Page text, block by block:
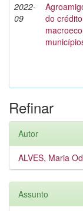
2022-
09
do
Refinar
Autor
ALVES, Maria
Assunto